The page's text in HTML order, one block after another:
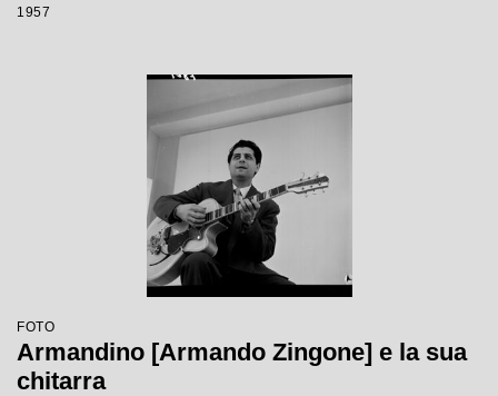
1957
FOTO
Armandino [Armando Zingone] e la sua
chitarra